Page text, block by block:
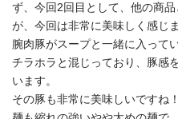
ず、今回2回目として、他の商
が、今回は非常に美味しく感じま
腕肉豚がスープと一緒に入って
チラホラと混じっており、豚感
います。
その豚も非常に美味しいですね！